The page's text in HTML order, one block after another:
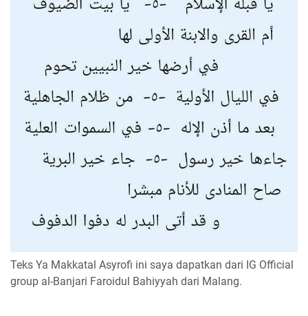
Teks Ya Makkatal Asyrofi ini saya dapatkan dari IG Official
group al-Banjari Faroidul Bahiyyah dari Malang.